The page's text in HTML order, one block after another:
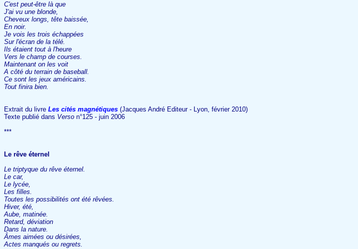
C'est peut-être là que
J'ai vu une blonde,
Cheveux longs, tête baissée,
En noir.
Je vois les trois échappées
Sur l'écran de la télé.
Ils étaient tout à l'heure
Vers le champ de courses.
Maintenant on les voit
A côté du terrain de baseball.
Ce sont les jeux américains.
Tout finira bien.
Extrait du livre Les cités magnétiques (Jacques André Editeur - Lyon, février 2010)
Texte publié dans Verso n°125 - juin 2006
***
Le rêve éternel
Le triptyque du rêve éternel.
Le car,
Le lycée,
Les filles.
Toutes les possibilités ont été rêvées.
Hiver, été,
Aube, matinée.
Retard, déviation
Dans la nature.
Âmes aimées ou désirées,
Actes manqués ou regrets.